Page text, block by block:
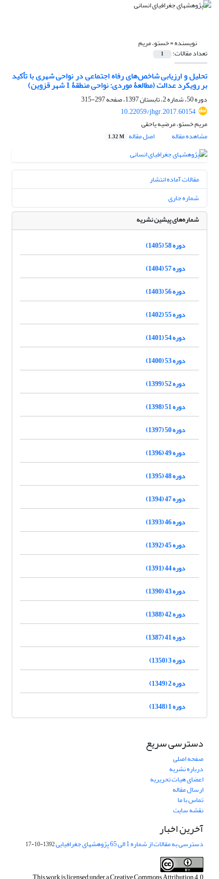
نویسنده =خستو، مریم
تعداد مقالات: 1
تحلیل و ارزیابی شاخص‌های رفاه اجتماعی در نواحی شهری با تأکید
بر رویکرد عدالت (مطالعۀ موردی: نواحی منطقۀ 1 شهر قزوین)
دوره 50، شماره 2، تابستان 1397، صفحه
297-315
10.22059/jhgr.2017.60154
مریم خستو، مرضیه یاحقی
مشاهده مقاله
اصل مقاله 1.32 M
مقالات آماده انتشار
شماره جاری
شماره‌های پیشین نشریه
دوره 58 (1405)
دوره 57 (1404)
دوره 56 (1403)
دوره 55 (1402)
دوره 54 (1401)
دوره 53 (1400)
دوره 52 (1399)
دوره 51 (1398)
دوره 50 (1397)
دوره 49 (1396)
دوره 48 (1395)
دوره 47 (1394)
دوره 46 (1393)
دوره 45 (1392)
دوره 44 (1391)
دوره 43 (1390)
دوره 42 (1388)
دوره 41 (1387)
دوره 3 (1350)
دوره 2 (1349)
دوره 1 (1348)
دسترسی سریع
صفحه اصلی
درباره نشریه
اعضای هیات تحریریه
ارسال مقاله
تماس با ما
نقشه سایت
آخرین اخبار
دسترسی به مقالات از شماره 1 الی 65 پژوهشهای جغرافیایی 1392-10-17